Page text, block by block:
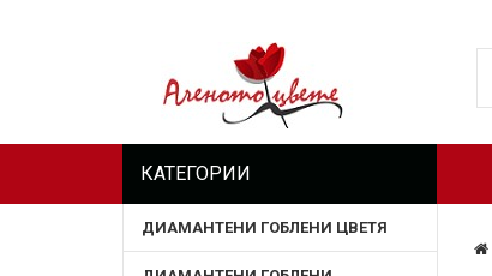
КАТЕГОРИИ
ДИАМАНТЕНИ ГОБЛЕНИ ЦВЕТЯ